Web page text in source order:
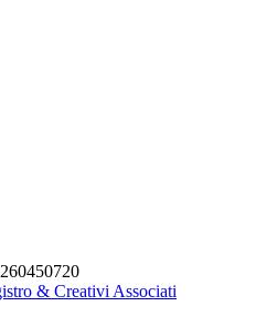
& Creativi Associati